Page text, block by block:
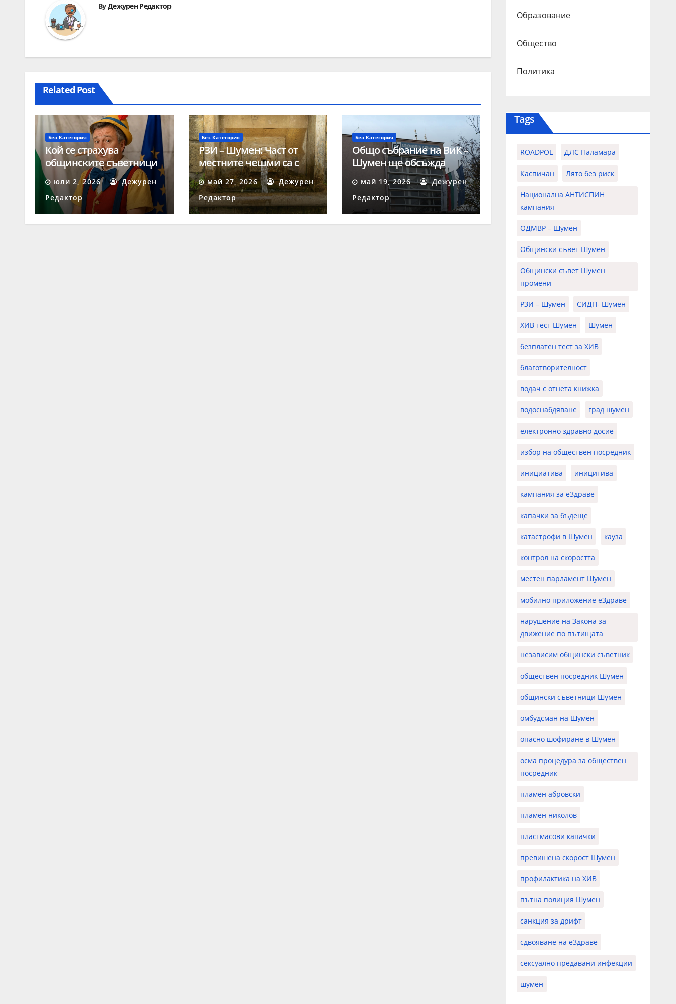
ByДежурен Редактор
Related Post
Без Категория
Кой се страхува
общинските съветници
да получават твърди
заплати?
юли 2, 2026
Дежурен
Редактор
Без Категория
РЗИ – Шумен: Част от
местните чешми са с
негодна за пиене вода
май 27, 2026
Дежурен
Редактор
Без Категория
Общо събрание на ВиК –
Шумен ще обсъжда
ключови въпроси на 26
маймай 19, 2026
Дежурен
Редактор
Образование
Общество
Политика
Tags
ROADPOL ДЛС Паламара
Каспичан Лято без риск
Национална АНТИСПИН
кампания
ОДМВР – Шумен
Общински съвет Шумен
Общински съвет Шумен
промени
РЗИ – Шумен СИДП- Шумен
ХИВ тест Шумен Шумен
безплатен тест за ХИВ
благотворителност
водач с отнета книжка
водоснабдяване град шумен
електронно здравно досие
избор на обществен посредник
инициатива иницитива
кампания за еЗдраве
капачки за бъдеще
катастрофи в Шумен кауза
контрол на скоростта
местен парламент Шумен
мобилно приложение еЗдраве
нарушение на Закона за
движение по пътищата
независим общински съветник
обществен посредник Шумен
общински съветници Шумен
омбудсман на Шумен
опасно шофиране в Шумен
осма процедура за обществен
посредник
пламен абровски
пламен николов
пластмасови капачки
превишена скорост Шумен
профилактика на ХИВ
пътна полиция Шумен
санкция за дрифт
сдвояване на еЗдраве
сексуално предавани инфекции
шумен